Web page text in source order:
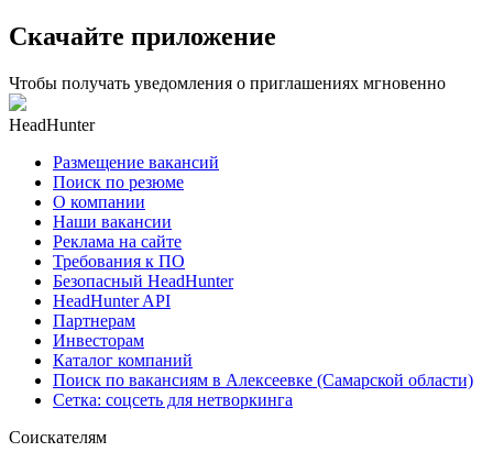
Скачайте приложение
Чтобы получать уведомления о приглашениях мгновенно
HeadHunter
Размещение вакансий
Поиск по резюме
О компании
Наши вакансии
Реклама на сайте
Требования к ПО
Безопасный HeadHunter
HeadHunter API
Партнерам
Инвесторам
Каталог компаний
Поиск по вакансиям в Алексеевке (Самарской области)
Сетка: соцсеть для нетворкинга
Соискателям